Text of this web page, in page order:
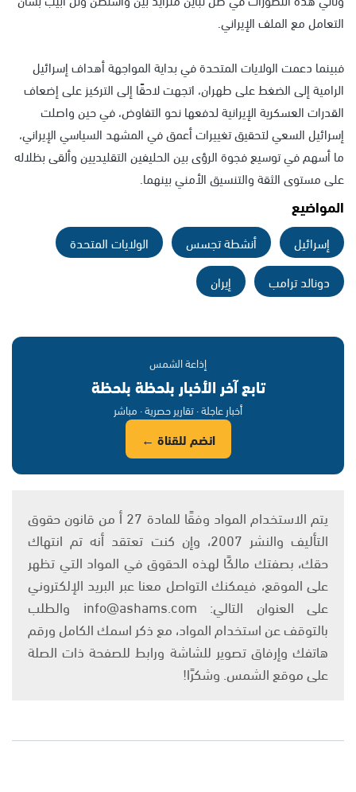
التعامل مع الملف الإيراني.
فبينما دعمت الولايات المتحدة في بداية المواجهة أهداف إسرائيل
الرامية إلى الضغط على طهران، اتجهت لاحقًا إلى التركيز على إضعاف
القدرات العسكرية الإيرانية لدفعها نحو التفاوض، في حين واصلت
إسرائيل السعي لتحقيق تغييرات أعمق في المشهد السياسي الإيراني،
ما أسهم في توسيع فجوة الرؤى بين الحليفين التقليديين وألقى بظلاله
على مستوى الثقة والتنسيق الأمني بينهما.
المواضيع
إسرائيل أنشطة تجسس
الولايات المتحدة
دونالد ترامب
إيران
إذاعة الشمس
تابع آخر الأخبار بلحظة بلحظة
أخبار عاجلة · تقارير حصرية · مباشر
انضم للقناة ←
يتم الاستخدام المواد وفقًا للمادة 27 أ من قانون حقوق
التأليف والنشر 2007، وإن كنت تعتقد أنه تم انتهاك
حقك، بصفتك مالكًا لهذه الحقوق في المواد التي تظهر
على الموقع، فيمكنك التواصل معنا عبر البريد الإلكتروني
على العنوان التالي: info@ashams.com والطلب
بالتوقف عن استخدام المواد، مع ذكر اسمك الكامل ورقم
هاتفك وإرفاق تصوير للشاشة ورابط للصفحة ذات الصلة
على موقع الشمس. وشكرًا!